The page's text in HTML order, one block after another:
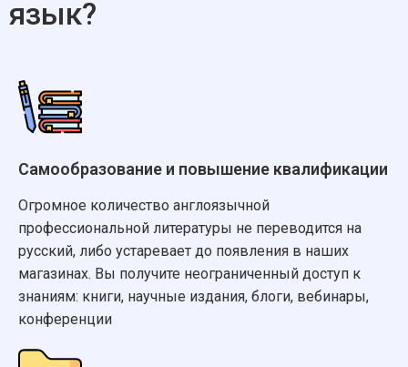
язык?
Самообразование и повышение квалификации
Огромное количество англоязычной
профессиональной литературы не переводится на
русский, либо устаревает до появления в наших
магазинах. Вы получите неограниченный доступ к
знаниям: книги, научные издания, блоги, вебинары,
конференции